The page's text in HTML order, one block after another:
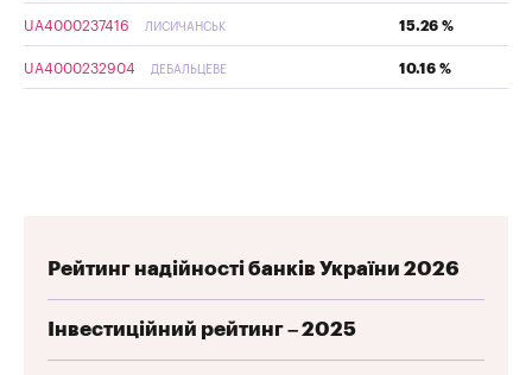
UA4000237416 ЛИСИЧАНСЬК 15.26 %
UA4000232904 ДЕБАЛЬЦЕВЕ 10.16 %
Рейтинг надійності банків України 2026
Інвестиційний рейтинг – 2025